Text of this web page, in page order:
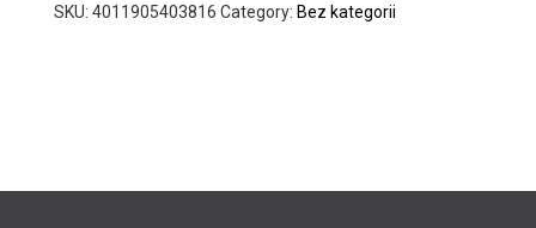
SKU: 4011905403816 Category: Bez kategorii